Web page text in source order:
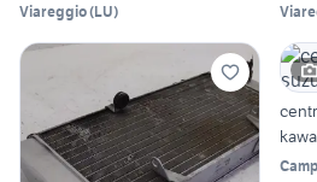
Viareggio(LU)